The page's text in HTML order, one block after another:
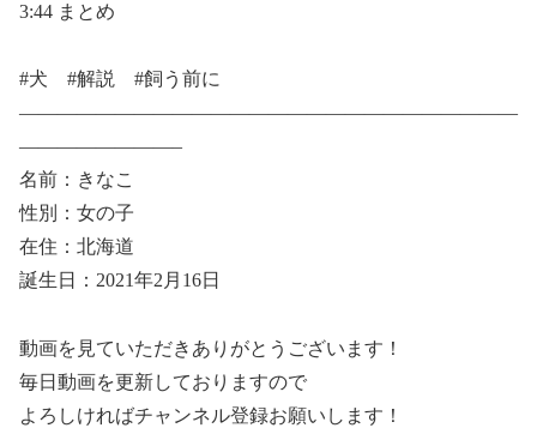
3:44 まとめ
#犬 #解説 #飼う前に
——————————————————————————
————————–
名前：きなこ
性別：女の子
在住：北海道
誕生日：2021年2月16日
動画を見ていただきありがとうございます！
毎日動画を更新しておりますので
よろしければチャンネル登録お願いします！